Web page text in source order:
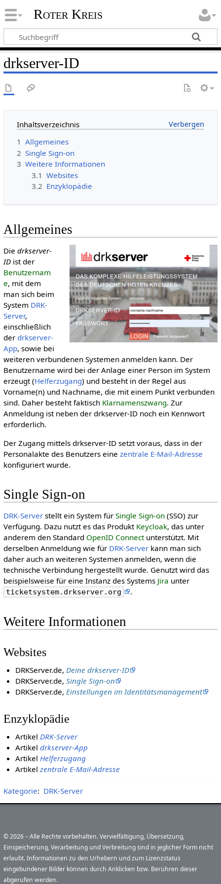
Roter Kreis
drkserver-ID
Inhaltsverzeichnis
1 Allgemeines
2 Single Sign-on
3 Weitere Informationen
3.1 Websites
3.2 Enzyklopädie
Allgemeines
Die drkserver-
IDist der
Benutzernam
e, mit dem
man sich beim
System DRK-
Server,
einschließlich
der drkserver-
App, sowie bei
weiteren verbundenen Systemen anmelden kann. Der
Benutzername wird bei der Anlage einer Person im System
erzeugt (Helferzugang) und besteht in der Regel aus
Vorname(n) und Nachname, die mit einem Punkt verbunden
sind. Daher besteht faktisch Klarnamenszwang. Zur
Anmeldung ist neben der drkserver-ID noch ein Kennwort
erforderlich.
Der Zugang mittels drkserver-ID setzt voraus, dass in der
Personalakte des Benutzers eine zentrale E-Mail-Adresse
konfiguriert wurde.
Single Sign-on
DRK-Serverstellt ein System für Single Sign-on(SSO) zur
Verfügung. Dazu nutzt es das Produkt Keycloak, das unter
anderem den Standard OpenID Connectunterstützt. Mit
derselben Anmeldung wie für DRK-Serverkann man sich
daher auch an weiteren Systemen anmelden, wenn die
technische Verbindung hergestellt wurde. Genutzt wird das
beispielsweise für eine Instanz des Systems Jira unter
ticketsystem.drkserver.org .
Weitere Informationen
Websites
DRKServer.de, Deine drkserver-ID
DRKServer.de,Single Sign-on
DRKServer.de, Einstellungen im Identitätsmanagement
Enzyklopädie
ArtikelDRK-Server
Artikeldrkserver-App
ArtikelHelferzugang
Artikelzentrale E-Mail-Adresse
Kategorie: DRK-Server
© 2026 – Alle Rechte vorbehalten. Vervielfältigung, Übersetzung,
Einspeicherung, Verarbeitung und Verbreitung sind in jeglicher Form nicht
erlaubt. Informationen zu den Urhebern und zum Lizenzstatus
eingebundener Bilder können durch Anklicken bzw. Berühren dieser
abgerufen werden.